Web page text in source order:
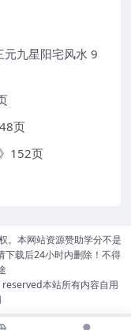
九星阳宅风水 9
页
152页
。本网站资源赞助学分不是
下载后24小时内删除！不得
本站所有内容自用